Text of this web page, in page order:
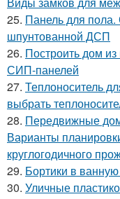
25. Панель для пола.
шпунтованной ДСП
26. Построить дом
СИП-панелей
27. Теплоноситель
выбрать
28. Передвижные
Варианты
круглогодичного
29. Бортики в
30. Уличные